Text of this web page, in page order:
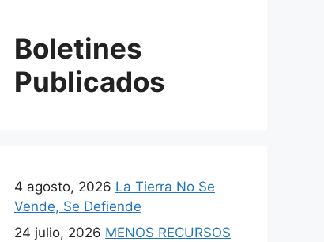
Boletines
Publicados
4 agosto, 2026 La Tierra No Se
Vende, Se Defiende
24 julio, 2026 MENOS RECURSOS